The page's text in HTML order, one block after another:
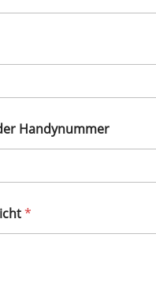
Handynummer
*